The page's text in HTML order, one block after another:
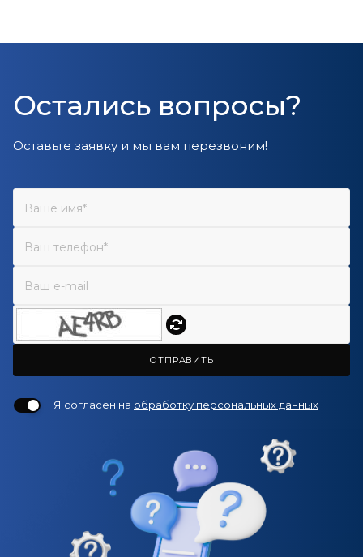
Остались вопросы?
Оставьте заявку и мы вам перезвоним!
ОТПРАВИТЬ
Я согласен на обработку персональных данных